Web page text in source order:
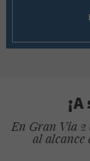
En Gran Via 2
al alcance